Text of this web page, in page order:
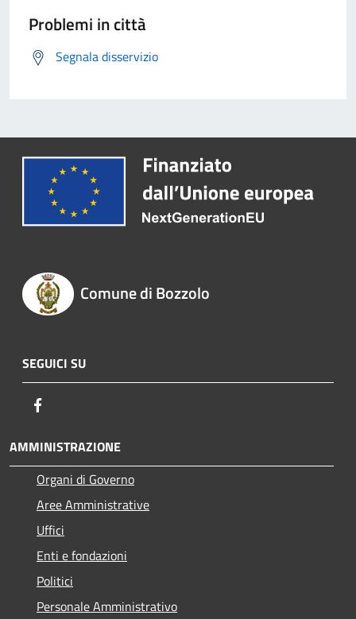
Problemi in città
Segnala disservizio
Comune di Bozzolo
SEGUICI SU
AMMINISTRAZIONE
Organi di Governo
Aree Amministrative
Uffici
Enti e fondazioni
Politici
Personale Amministrativo